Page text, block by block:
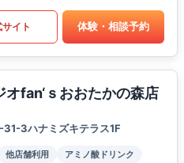
イト 体験・相談予約
fan‘ｓおおたかの森店
3ハナミズキテラス1F
他店舗利用
アミノ酸ドリンク